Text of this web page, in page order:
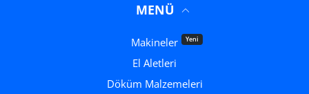
MENÜ
Makineler Yeni
El Aletleri
Döküm Malzemeleri